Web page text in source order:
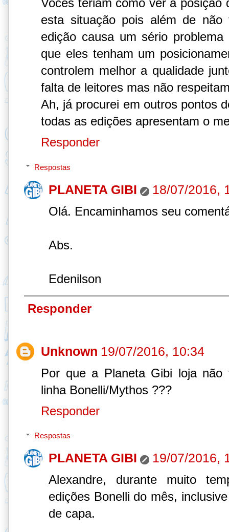
Vocês teriam como ver a posição
esta situação pois além de
edição causa um sério
que eles tenham um
controlem melhor a qualidade
falta de leitores mas não
Ah, já procurei em outros pontos
todas as edições apresentam o
Responder
Respostas
PLANETA GIBI 18/07/2016,
Olá. Encaminhamos seu
Abs.
Edenilson
Responder
Unknown 19/07/2016, 10:34
Por que a Planeta Gibi loja
linha Bonelli/Mythos ???
Responder
Respostas
PLANETA GIBI 19/07/2016,
Alexandre, durante muito
edições Bonelli do mês,
de capa.